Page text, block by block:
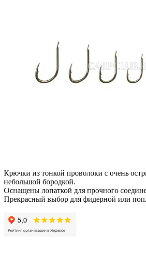
Крючки из тонкой проволоки с очень
небольшой бородкой.
Оснащены лопаткой для прочного
Прекрасный выбор для фидерной или